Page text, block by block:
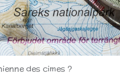
des cimes ?